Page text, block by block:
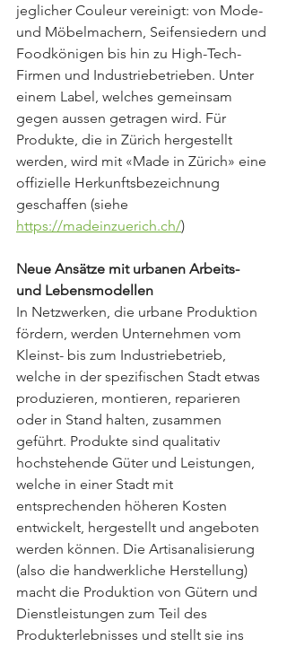
jeglicher Couleur vereinigt: von Mode-
und Möbelmachern, Seifensiedern und
Foodkönigen bis hin zu High-Tech-
Firmen und Industriebetrieben. Unter
einem Label, welches gemeinsam
gegen aussen getragen wird. Für
Produkte, die in Zürich hergestellt
werden, wird mit «Made in Zürich» eine
offizielle Herkunftsbezeichnung
geschaffen (siehe
https://madeinzuerich.ch/)
Neue Ansätze mit urbanen Arbeits-
und Lebensmodellen
In Netzwerken, die urbane Produktion
fördern, werden Unternehmen vom
Kleinst- bis zum Industriebetrieb,
welche in der spezifischen Stadt etwas
produzieren, montieren, reparieren
oder in Stand halten, zusammen
geführt. Produkte sind qualitativ
hochstehende Güter und Leistungen,
welche in einer Stadt mit
entsprechenden höheren Kosten
entwickelt, hergestellt und angeboten
werden können. Die Artisanalisierung
(also die handwerkliche Herstellung)
macht die Produktion von Gütern und
Dienstleistungen zum Teil des
Produkterlebnisses und stellt sie ins